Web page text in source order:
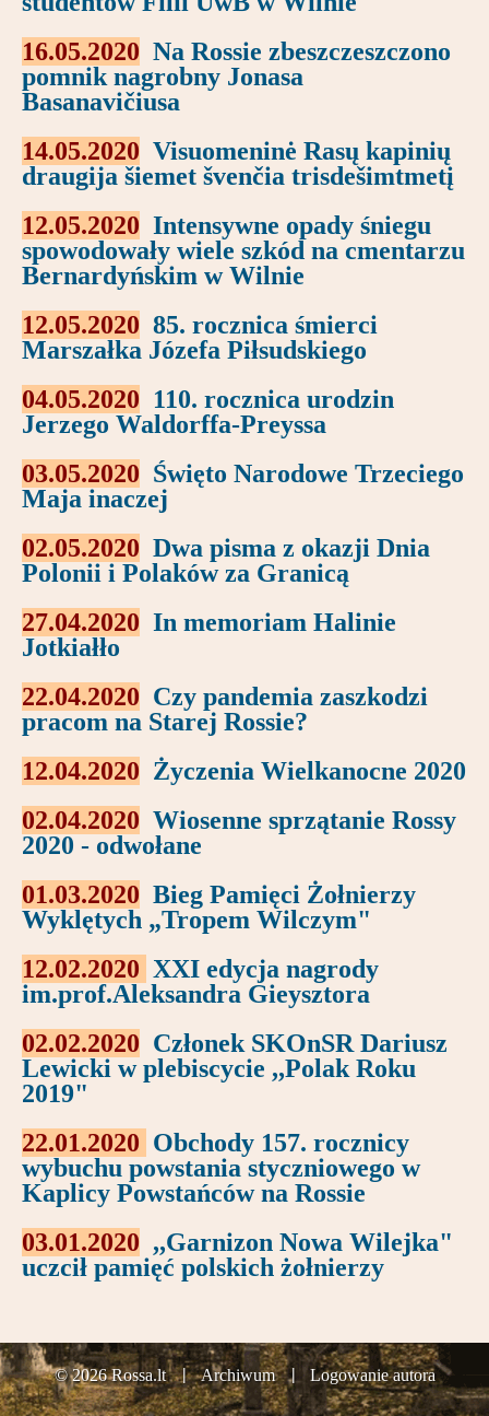
16.05.2020 Na Rossie zbeszczeszczono
pomnik nagrobny Jonasa
Basanavičiusa
14.05.2020 Visuomeninė Rasų kapinių
draugija šiemet švenčia trisdešimtmetį
12.05.2020 Intensywne opady śniegu
spowodowały wiele szkód na cmentarzu
Bernardyńskim w Wilnie
12.05.2020 85. rocznica śmierci
Marszałka Józefa Piłsudskiego
04.05.2020 110. rocznica urodzin
Jerzego Waldorffa-Preyssa
03.05.2020 Święto Narodowe Trzeciego
Maja inaczej
02.05.2020 Dwa pisma z okazji Dnia
Polonii i Polaków za Granicą
27.04.2020 In memoriam Halinie
Jotkiałło
22.04.2020 Czy pandemia zaszkodzi
pracom na Starej Rossie?
12.04.2020 Życzenia Wielkanocne 2020
02.04.2020 Wiosenne sprzątanie Rossy
2020 - odwołane
01.03.2020 Bieg Pamięci Żołnierzy
Wyklętych „Tropem Wilczym"
12.02.2020 XXI edycja nagrody
im.prof.Aleksandra Gieysztora
02.02.2020 Członek SKOnSR Dariusz
Lewicki w plebiscycie ,,Polak Roku
2019"
22.01.2020 Obchody 157. rocznicy
wybuchu powstania styczniowego w
Kaplicy Powstańców na Rossie
03.01.2020 ,,Garnizon Nowa Wilejka"
uczcił pamięć polskich żołnierzy
© 2026 Rossa.lt Archiwum Logowanie autora